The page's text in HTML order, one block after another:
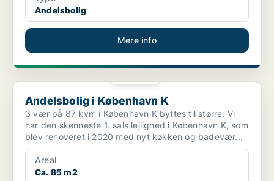
Andelsbolig
Mere info
Andelsbolig i København K
Andelsbolig i København K
3 vær på 87 kvm i København K byttes til større. Vi
har den skønneste 1. sals lejlighed i København K, som
blev renoveret i 2020 med nyt køkken og badevær...
Areal
Ca. 85 m2